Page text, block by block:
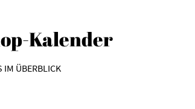
Kalender
IM ÜBERBLICK